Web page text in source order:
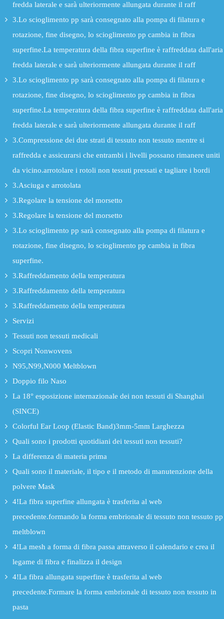
fredda laterale e sarà ulteriormente allungata durante il raff
3.Lo scioglimento pp sarà consegnato alla pompa di filatura e
rotazione, fine disegno, lo scioglimento pp cambia in fibra
superfine.La temperatura della fibra superfine è raffreddata dall'aria
fredda laterale e sarà ulteriormente allungata durante il raff
3.Lo scioglimento pp sarà consegnato alla pompa di filatura e
rotazione, fine disegno, lo scioglimento pp cambia in fibra
superfine.La temperatura della fibra superfine è raffreddata dall'aria
fredda laterale e sarà ulteriormente allungata durante il raff
3.Compressione dei due strati di tessuto non tessuto mentre si
raffredda e assicurarsi che entrambi i livelli possano rimanere uniti
da vicino.arrotolare i rotoli non tessuti pressati e tagliare i bordi
3.Asciuga e arrotolata
3.Regolare la tensione del morsetto
3.Regolare la tensione del morsetto
3.Lo scioglimento pp sarà consegnato alla pompa di filatura e
rotazione, fine disegno, lo scioglimento pp cambia in fibra
superfine.
3.Raffreddamento della temperatura
3.Raffreddamento della temperatura
3.Raffreddamento della temperatura
Servizi
Tessuti non tessuti medicali
Scopri Nonwovens
N95,N99,N000 Meltblown
Doppio filo Naso
La 18° esposizione internazionale dei non tessuti di Shanghai
(SINCE)
Colorful Ear Loop (Elastic Band)3mm-5mm Larghezza
Quali sono i prodotti quotidiani dei tessuti non tessuti?
La differenza di materia prima
Quali sono il materiale, il tipo e il metodo di manutenzione della
polvere Mask
4!La fibra superfine allungata è trasferita al web
precedente.formando la forma embrionale di tessuto non tessuto pp
meltblown
4!La mesh a forma di fibra passa attraverso il calendario e crea il
legame di fibra e finalizza il design
4!La fibra allungata superfine è trasferita al web
precedente.Formare la forma embrionale di tessuto non tessuto in
pasta